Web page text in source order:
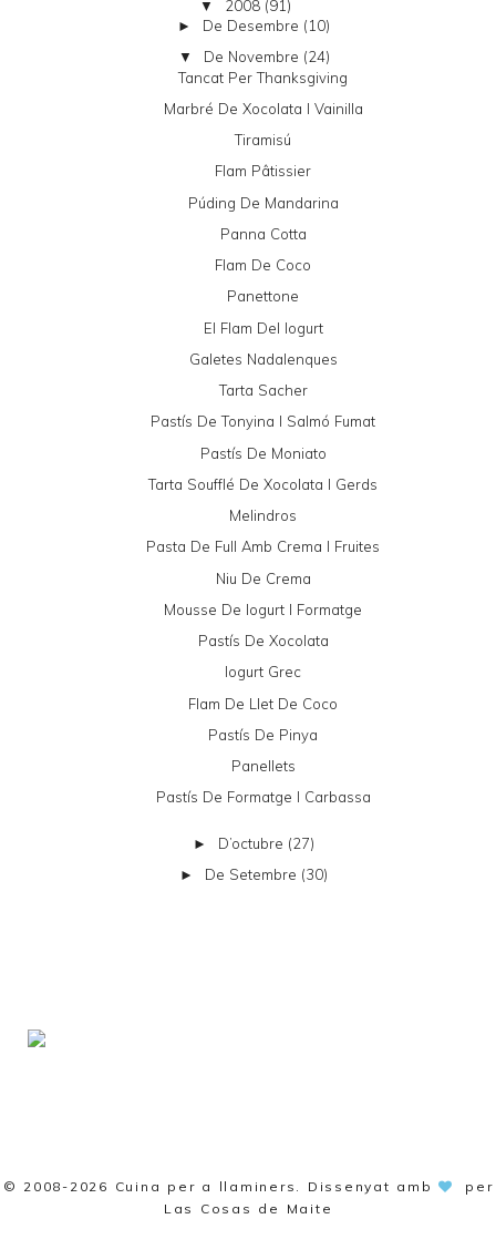
▼ 2008 (91)
► De Desembre (10)
▼ De Novembre (24)
Tancat Per Thanksgiving
Marbré De Xocolata I Vainilla
Tiramisú
Flam Pâtissier
Púding De Mandarina
Panna Cotta
Flam De Coco
Panettone
El Flam Del Iogurt
Galetes Nadalenques
Tarta Sacher
Pastís De Tonyina I Salmó Fumat
Pastís De Moniato
Tarta Soufflé De Xocolata I Gerds
Melindros
Pasta De Full Amb Crema I Fruites
Niu De Crema
Mousse De Iogurt I Formatge
Pastís De Xocolata
Iogurt Grec
Flam De Llet De Coco
Pastís De Pinya
Panellets
Pastís De Formatge I Carbassa
► D’octubre (27)
► De Setembre (30)
© 2008-2026 Cuina per a llaminers . Dissenyat amb
per
Las Cosas de Maite